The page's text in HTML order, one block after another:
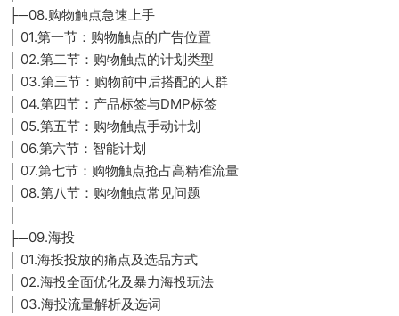
├─08.购物触点急速上手
│ 01.第一节：购物触点的广告位置
│ 02.第二节：购物触点的计划类型
│ 03.第三节：购物前中后搭配的人群
│ 04.第四节：产品标签与DMP标签
│ 05.第五节：购物触点手动计划
│ 06.第六节：智能计划
│ 07.第七节：购物触点抢占高精准流量
│ 08.第八节：购物触点常见问题
├─09.海投
│ 01.海投投放的痛点及选品方式
│ 02.海投全面优化及暴力海投玩法
│ 03.海投流量解析及选词